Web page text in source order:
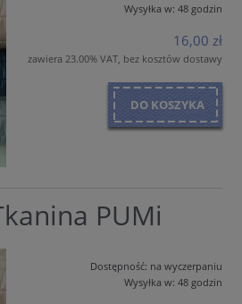
Wysyłka w: 48 godzin
16,00 zł
zawiera 23.00% VAT, bez kosztów dostawy
DO KOSZYKA
PUMi
Dostępność: na wyczerpaniu
Wysyłka w: 48 godzin